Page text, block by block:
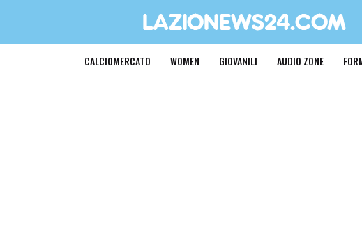
CALCIOMERCATO WOMEN GIOVANILI AUDIO ZONE